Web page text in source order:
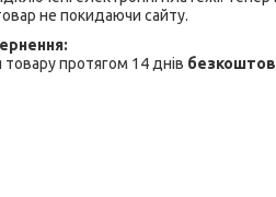
не покидаючи сайту.
протягом 14 днів